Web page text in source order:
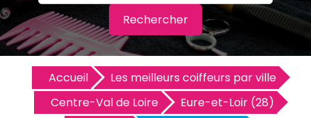
Rechercher
Accueil
Les meilleurs coiffeurs par ville
Centre-Val de Loire
Eure-et-Loir (28)